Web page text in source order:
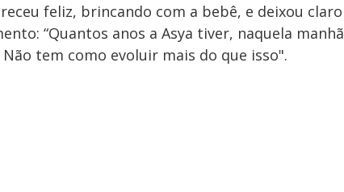
feliz, brincando com a bebê, e deixou claro
“Quantos anos a Asya tiver, naquela manhã
tem como evoluir mais do que isso".